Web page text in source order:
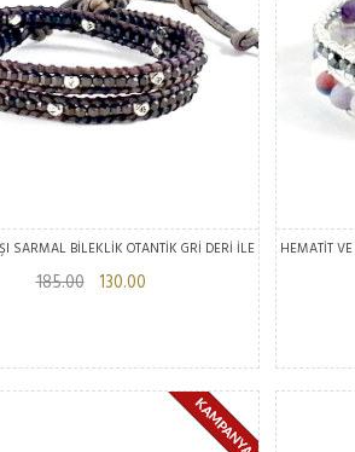
SARMAL BİLEKLİK OTANTİK GRİ DERİ İLE
185.00130.00
HEMATİT